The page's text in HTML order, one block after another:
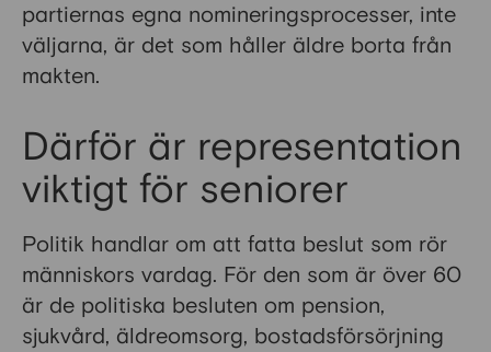
partiernas egna nomineringsprocesser, inte
väljarna, är det som håller äldre borta från
makten.
Därför är representation
viktigt för seniorer
Politik handlar om att fatta beslut som rör
människors vardag. För den som är över 60
är de politiska besluten om pension,
sjukvård, äldreomsorg, bostadsförsörjning